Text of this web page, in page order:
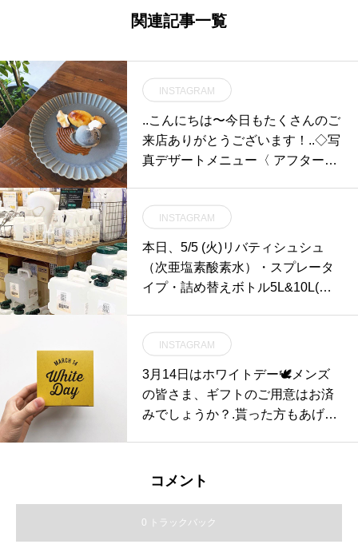
関連記事一覧
INSTAGRAM
..こんにちは〜︎今日もたくさんのご
来店ありがとうございます！..◇写
真デザートメニュー〈 アフターテ
を包み込んで焼き上げたあつあつ
のスイートポテトと自家製黒胡麻
アイスのスイーツプレート。こち
らは11月いっぱいで終了となりま
日も21時まで営業しております。
(ラストオーダー 20時15分)ご来店
お待ちしております。.. #期間限定
#スイートポテト #スイートポテト
#カスタードクリーム #自家製アイ
ス #アイスクリーム #icecream # #
黒胡麻アイス#dessert #sweet #ca
s_matsue#hausmatsue #松江カフ
INSTAGRAM
本日、5/5 (火)リバティシュシュ
（次亜塩素酸素水）・スプレータ
イプ・詰め替えボトル5L&10L(キ
クは・ウレタン素材で何度でも洗
って使えるウレタンマスク¥200+t
ax・オーガニックコットンの肌触
りの良いアルモニのマスク¥1,500
案する手巾マスク ¥500+tax・こ
nen mask ¥1,800+tax以上が店頭に
並んでおります今日もコロナに気
をつけて元気にすごしましょう
INSTAGRAM
3月14日はホワイトデー🕊メンズ
の皆さま、ギフトのご用意はお済
みでしょうか？.貰った方もあげた
から取り扱いが始まったジョンマ
コメント
0 トラックバック